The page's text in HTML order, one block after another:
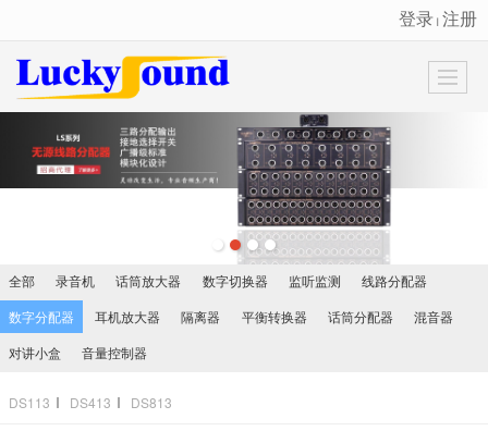
很遗憾，因您的浏览器版本过低导致无法获得最佳浏览体验，推荐下载安装谷歌浏览器！
登录 丨 注册
全部 录音机 话筒放大器 数字切换器 监听监测
线路分配器
数字分配器
DS113 DS413 DS813
耳机放大器 隔离器 平衡转换器 话筒分配器
混音器
对讲小盒
音量控制器